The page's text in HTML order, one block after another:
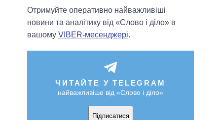
Отримуйте оперативно найважливіші
новини та аналітику від «Слово і діло» в
вашому VIBER-месенджері.
ЧИТАЙТЕ У TELEGRAM
найважливіше від «Слово і діло»
Підписатися